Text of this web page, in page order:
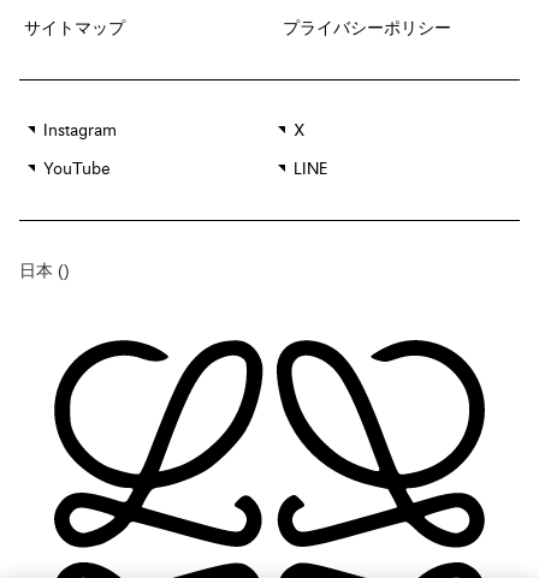
サイトマップ プライバシーポリシー
Instagram X
YouTube LINE
日本 ()